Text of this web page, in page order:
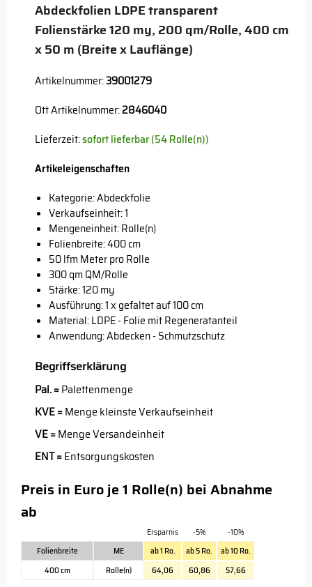
Abdeckfolien LDPE transparent
Folienstärke 120 my, 200 qm/Rolle, 400 cm
x 50 m (Breite x Lauflänge)
Artikelnummer:39001279
Ott Artikelnummer:2846040
Lieferzeit:sofort lieferbar (54 Rolle(n))
Artikeleigenschaften
Kategorie: Abdeckfolie
Verkaufseinheit: 1
Mengeneinheit: Rolle(n)
Folienbreite: 400 cm
50 lfm Meter pro Rolle
300 qm QM/Rolle
Stärke: 120 my
Ausführung: 1 x gefaltet auf 100 cm
Material: LDPE - Folie mit Regeneratanteil
Anwendung: Abdecken - Schmutzschutz
Begriffserklärung
Pal. =Palettenmenge
KVE =Menge kleinste Verkaufseinheit
VE =Menge Versandeinheit
ENT =Entsorgungskosten
Preis in Euro je 1 Rolle(n) bei Abnahme
ab
Ersparnis -5%
-10%
Folienbreite
ME ab 1 Ro. ab 5 Ro.
ab 10 Ro.
400 cm
Rolle(n) 64,06 60,86 57,66